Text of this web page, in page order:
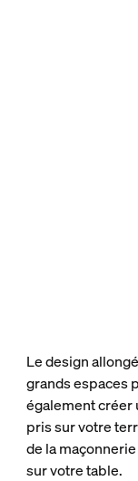
Le design
grands espaces
également créer
pris sur votre
de la
sur votre table.